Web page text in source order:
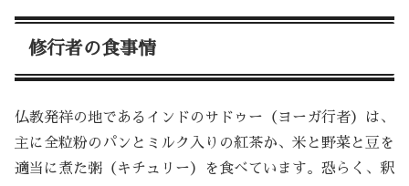
修行者の食事情
仏教発祥の地であるインドのサドゥー（ヨーガ行者）は、
主に全粒粉のパンとミルク入りの紅茶か、米と野菜と豆を
適当に煮た粥（キチュリー）を食べています。恐らく、釈